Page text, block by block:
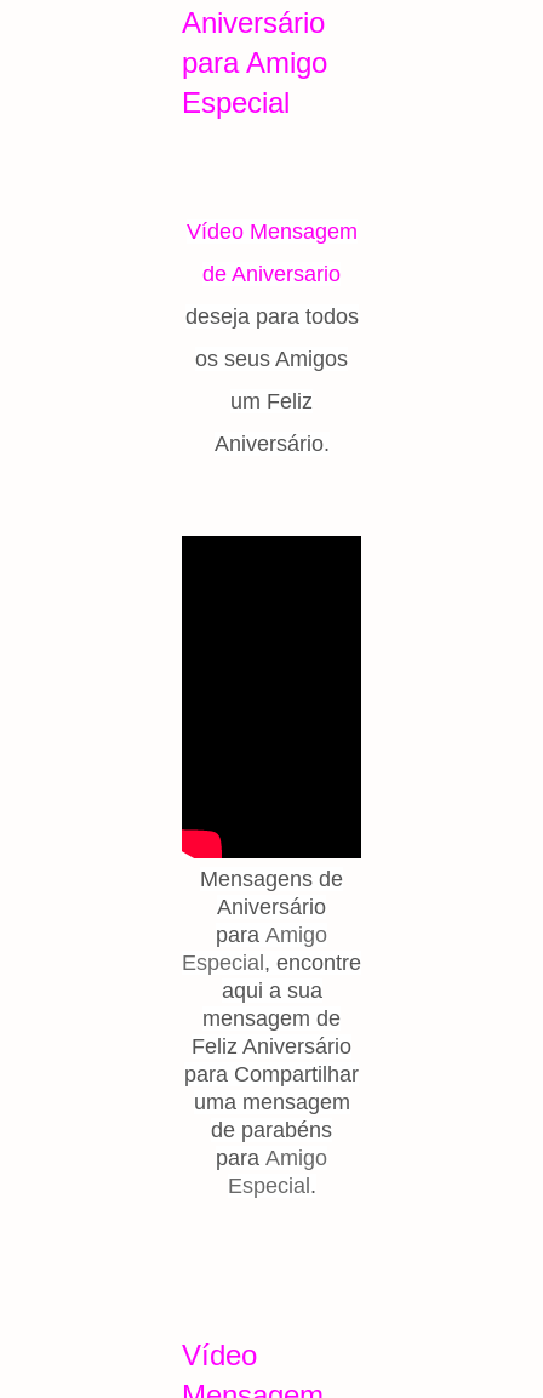
Aniversário
para Amigo
Especial
Vídeo Mensagem
de Aniversario
deseja para todos
os seus Amigos
um Feliz
Aniversário.
Mensagens de
Aniversário
para Amigo
Especial , encontre
aqui a sua
mensagem de
Feliz Aniversário
para Compartilhar
uma mensagem
de parabéns
para Amigo
Especial .
Vídeo